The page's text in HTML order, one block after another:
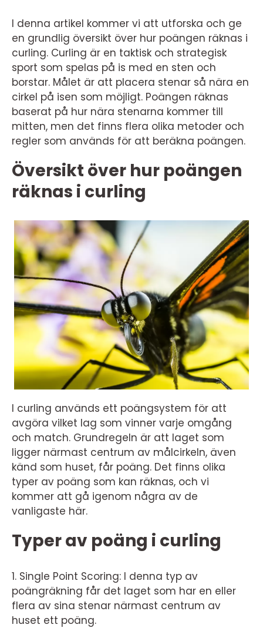
I denna artikel kommer vi att utforska och ge
en grundlig översikt över hur poängen räknas i
curling. Curling är en taktisk och strategisk
sport som spelas på is med en sten och
borstar. Målet är att placera stenar så nära en
cirkel på isen som möjligt. Poängen räknas
baserat på hur nära stenarna kommer till
mitten, men det finns flera olika metoder och
regler som används för att beräkna poängen.
Översikt över hur poängen
räknas i curling
I curling används ett poängsystem för att
avgöra vilket lag som vinner varje omgång
och match. Grundregeln är att laget som
ligger närmast centrum av målcirkeln, även
känd som huset, får poäng. Det finns olika
typer av poäng som kan räknas, och vi
kommer att gå igenom några av de
vanligaste här.
Typer av poäng i curling
1. Single Point Scoring: I denna typ av
poängräkning får det laget som har en eller
flera av sina stenar närmast centrum av
huset ett poäng.